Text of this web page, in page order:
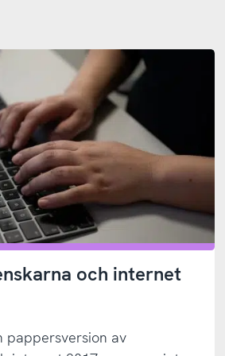
och internet
pappersversion av